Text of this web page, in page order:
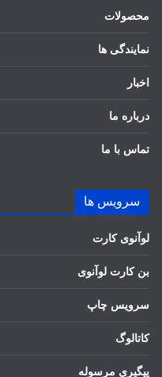
محصولات
نمایندگی ها
اخبار
درباره ما
تماس با ما
سرویس ها
لوآنوی کارت
بن کارت لوآنوی
سرویس چاپ
کاتالوگ
پیگیری مرسوله